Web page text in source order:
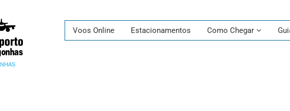
Voos Online Estacionamentos Como Chegar